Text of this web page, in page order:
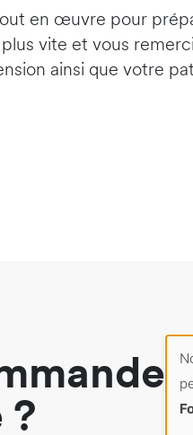
en œuvre pour
vite et vous
ainsi que votre